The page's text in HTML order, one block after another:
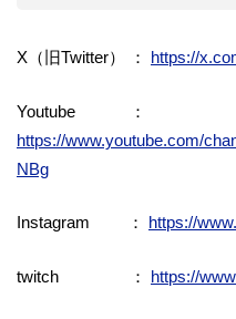
X（旧Twitter） ： https://
Youtube ：
https://www.youtube.com/
NBg
Instagram ： https://
twitch ： https://